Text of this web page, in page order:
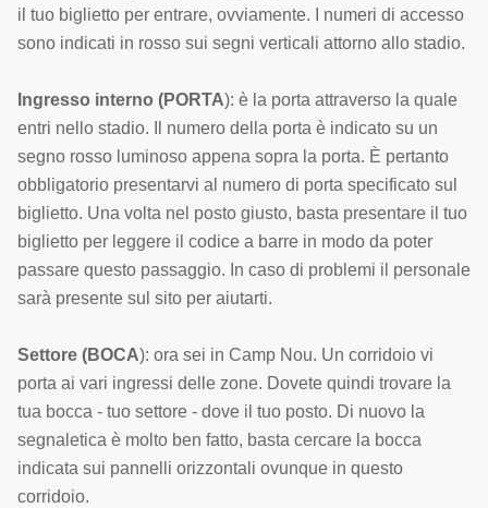
il tuo biglietto per entrare, ovviamente. I numeri di accesso
sono indicati in rosso sui segni verticali attorno allo stadio.
Ingresso interno (PORTA): è la porta attraverso la quale
entri nello stadio. Il numero della porta è indicato su un
segno rosso luminoso appena sopra la porta. È pertanto
obbligatorio presentarvi al numero di porta specificato sul
biglietto. Una volta nel posto giusto, basta presentare il tuo
biglietto per leggere il codice a barre in modo da poter
passare questo passaggio. In caso di problemi il personale
sarà presente sul sito per aiutarti.
Settore (BOCA): ora sei in Camp Nou. Un corridoio vi
porta ai vari ingressi delle zone. Dovete quindi trovare la
tua bocca - tuo settore - dove il tuo posto. Di nuovo la
segnaletica è molto ben fatto, basta cercare la bocca
indicata sui pannelli orizzontali ovunque in questo
corridoio.